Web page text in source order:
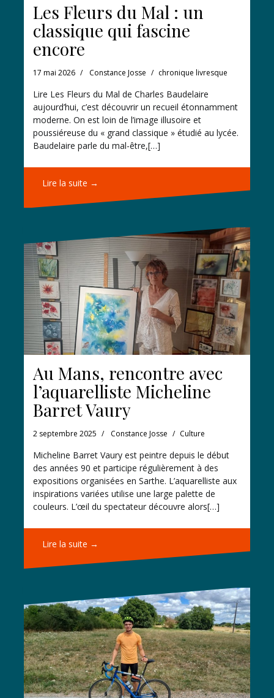
Les Fleurs du Mal : un
classique qui fascine
encore
17 mai 2026 Constance Josse chronique livresque
Lire Les Fleurs du Mal de Charles Baudelaire
aujourd’hui, c’est découvrir un recueil étonnamment
moderne. On est loin de l’image illusoire et
poussiéreuse du « grand classique » étudié au lycée.
Baudelaire parle du mal-être,[…]
Lire la suite →
Au Mans, rencontre avec
l’aquarelliste Micheline
Barret Vaury
2 septembre 2025 Constance Josse Culture
Micheline Barret Vaury est peintre depuis le début
des années 90 et participe régulièrement à des
expositions organisées en Sarthe. L’aquarelliste aux
inspirations variées utilise une large palette de
couleurs. L’œil du spectateur découvre alors[…]
Lire la suite →